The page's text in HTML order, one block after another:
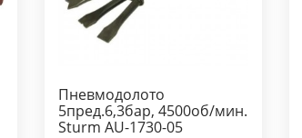
Пневмодолото
5пред.6,3бар, 4500об/мин.
Sturm AU-1730-05